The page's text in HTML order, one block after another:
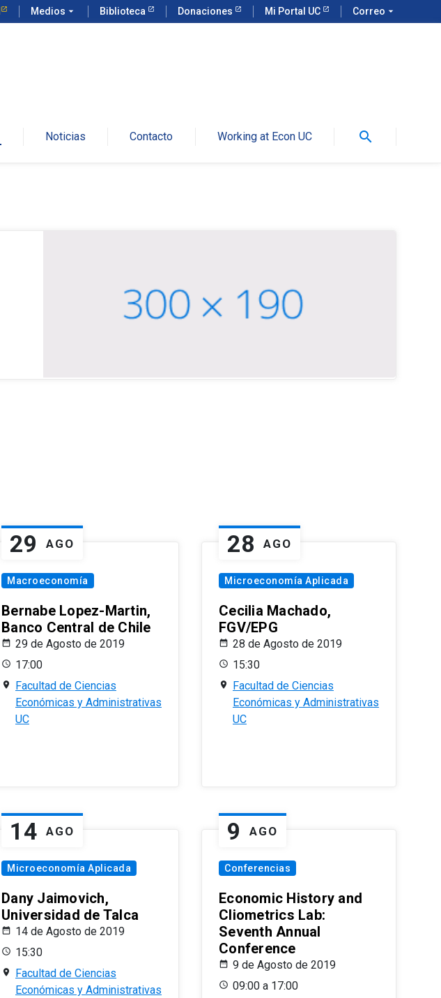
Medios arrow_drop_down Biblioteca Donaciones Mi Portal UC Correo arrow_drop_down
Noticias Contacto Working at Econ UC search
29 AGO
Macroeconomía
Bernabe Lopez-Martin,
Banco Central de Chile
29 de Agosto de 2019
17:00
Facultad de Ciencias
Económicas y Administrativas
UC
28 AGO
Microeconomía Aplicada
Cecilia Machado,
FGV/EPG
28 de Agosto de 2019
15:30
Facultad de Ciencias
Económicas y Administrativas
UC
14 AGO
Microeconomía Aplicada
Dany Jaimovich,
Universidad de Talca
14 de Agosto de 2019
15:30
Facultad de Ciencias
Económicas y Administrativas
9 AGO
Conferencias
Economic History and
Cliometrics Lab:
Seventh Annual
Conference
9 de Agosto de 2019
09:00 a 17:00